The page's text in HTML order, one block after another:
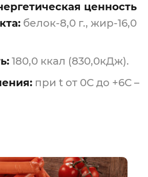
ценность
белок-8,0 г., жир-16,0
180,0 ккал (830,0кДж).
при t от 0С до +6С –